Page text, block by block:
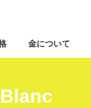
ン
テ
へ
ビ
ゲ
ョ
金について